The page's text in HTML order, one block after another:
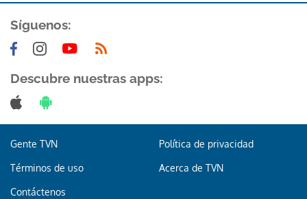
Gracias por suscribirte a nuestro boletín.
ACEPTAR
Síguenos:
Descubre nuestras apps:
Gente TVN Política de privacidad
Términos de uso Acerca de TVN
Contáctenos